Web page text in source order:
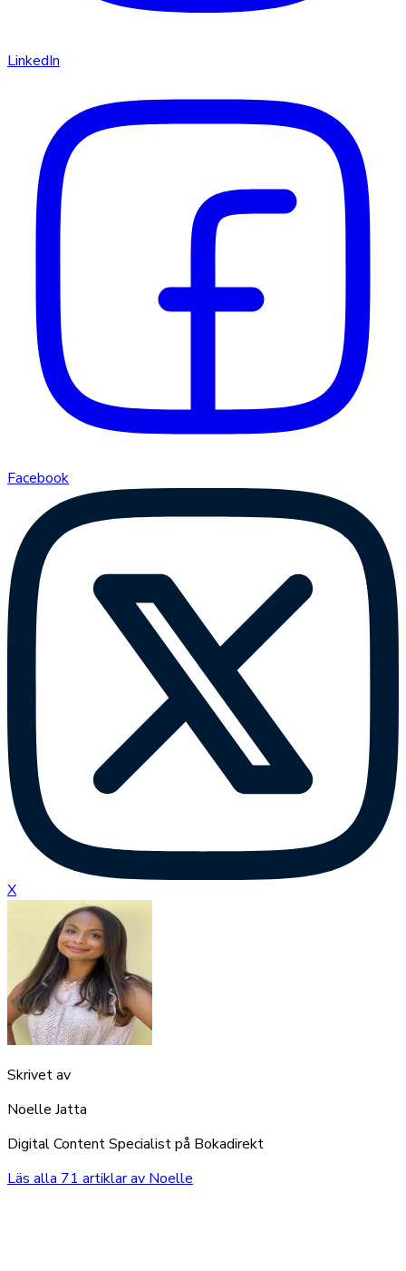
LinkedIn
Facebook
X
Skrivet av
Noelle Jatta
Digital Content Specialist på Bokadirekt
Läs alla 71 artiklar av Noelle